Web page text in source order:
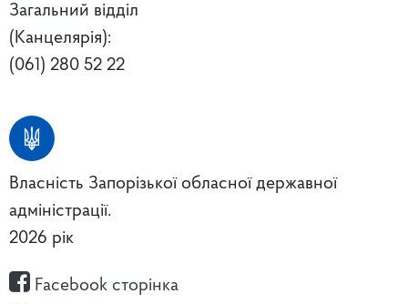
Загальний відділ
(Канцелярія):
(061) 280 52 22
Власність Запорізької обласної державної
адміністрації.
2026 рік
Facebook сторінка